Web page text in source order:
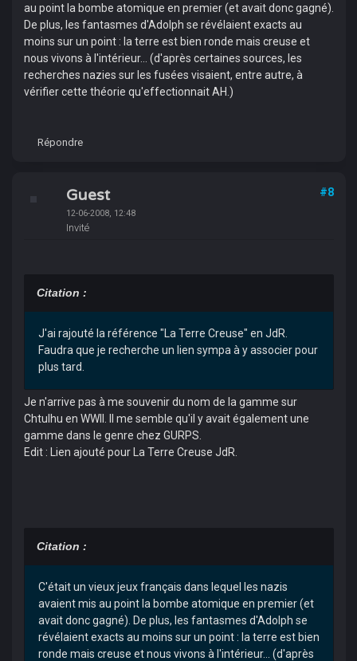
au point la bombe atomique en premier (et avait donc gagné).
De plus, les fantasmes d'Adolph se révélaient exacts au
moins sur un point : la terre est bien ronde mais creuse et
nous vivons à l'intérieur... (d'après certaines sources, les
recherches nazies sur les fusées visaient, entre autre, à
vérifier cette théorie qu'effectionnait AH.)
Répondre
Guest
12-06-2008, 12:48
Invité
#8
Citation :
J'ai rajouté la référence "La Terre Creuse" en JdR.
Faudra que je recherche un lien sympa à y associer pour
plus tard.
Je n'arrive pas à me souvenir du nom de la gamme sur
Chtulhu en WWII. Il me semble qu'il y avait également une
gamme dans le genre chez GURPS.
Edit : Lien ajouté pour La Terre Creuse JdR.
Citation :
C'était un vieux jeux français dans lequel les nazis
avaient mis au point la bombe atomique en premier (et
avait donc gagné). De plus, les fantasmes d'Adolph se
révélaient exacts au moins sur un point : la terre est bien
ronde mais creuse et nous vivons à l'intérieur... (d'après